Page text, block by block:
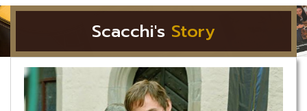
Scacchi's Story